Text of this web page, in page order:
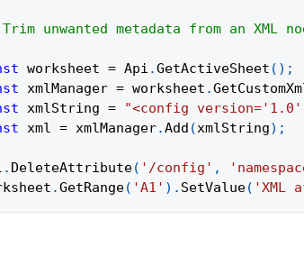
unwanted metadata from an XML
worksheet = Api .GetActiveSheet ( ) ;
xmlManager = worksheet .
xmlString = "<config version='1.0'
xml = xmlManager.Add (xmlString) ;
. DeleteAttribute( '/config' ,
.GetRange( 'A1' ) . SetValue( 'XML